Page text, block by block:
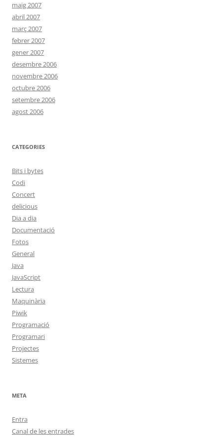
maig 2007
abril 2007
març 2007
febrer 2007
gener 2007
desembre 2006
novembre 2006
octubre 2006
setembre 2006
agost 2006
CATEGORIES
Bits i bytes
Codi
Concert
delicious
Dia a dia
Documentació
Fotos
General
Java
JavaScript
Lectura
Maquinària
Piwik
Programació
Programari
Projectes
Sistemes
META
Entra
Canal de les entrades